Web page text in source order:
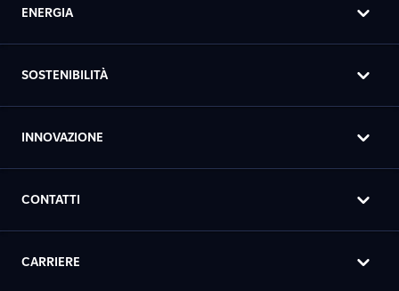
ENERGIA
SOSTENIBILITÀ
INNOVAZIONE
CONTATTI
CARRIERE